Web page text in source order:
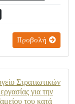
Προβολή
Στρατιωτικών
για την
του κατά